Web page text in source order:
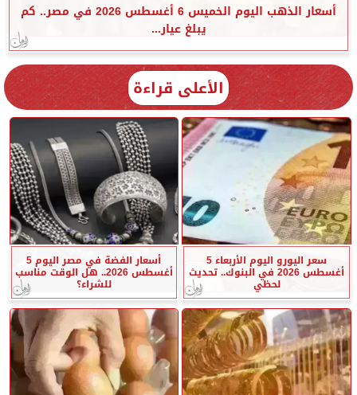
أسعار الذهب اليوم الخميس 6 أغسطس 2026 في مصر.. كم
يبلغ عيار...
الأعلى قراءة
سعر اليورو اليوم الأربعاء 5
أغسطس 2026 في البنوك.. تحديث
لحظي
أسعار الفضة في مصر اليوم 5
أغسطس 2026.. هل الوقت مناسب
للشراء؟